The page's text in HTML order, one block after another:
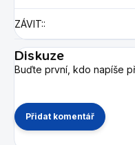
ZÁVIT::
Diskuze
Buďte první, kdo napíše
Přidat komentář